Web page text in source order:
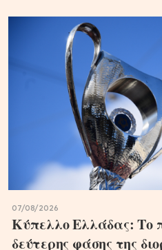
07/08/2026
Κύπελλο Ελλάδας: Το
δεύτερης φάσης της